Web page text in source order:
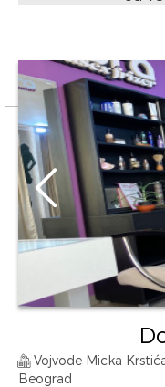
Vojvode Micka
Beograd